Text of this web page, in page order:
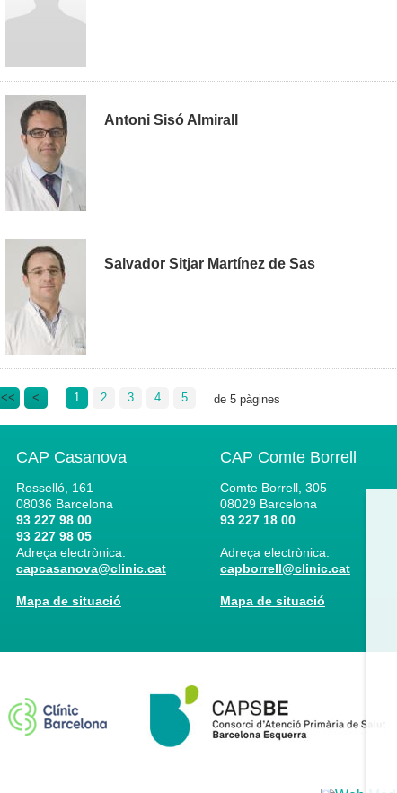
Antoni Sisó Almirall
Salvador Sitjar Martínez de Sas
<< < 1 2 3 4 5 de 5 pàgines
CAP Casanova
Rosselló, 161
08036 Barcelona
93 227 98 00
93 227 98 05
Adreça electrònica:
capcasanova@clinic.cat
Mapa de situació
CAP Comte Borrell
Comte Borrell, 305
08029 Barcelona
93 227 18 00
Adreça electrònica:
capborrell@clinic.cat
Mapa de situació